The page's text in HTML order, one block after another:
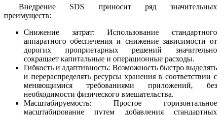
Внедрение SDS приносит ряд значительных
преимуществ:
Снижение затрат: Использование стандартного
аппаратного обеспечения и снижение зависимости от
дорогих проприетарных решений значительно
сокращает капитальные и операционные расходы.
Гибкость и адаптивность: Возможность быстро выделять
и перераспределять ресурсы хранения в соответствии с
меняющимися требованиями приложений, без
необходимости физического вмешательства.
Масштабируемость: Простое горизонтальное
масштабирование путем добавления стандартных